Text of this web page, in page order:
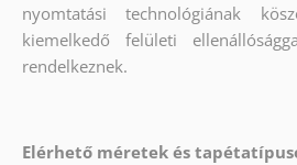
nyomtatási technológiának
kiemelkedő felületi
rendelkeznek.
Elérhető méretek és